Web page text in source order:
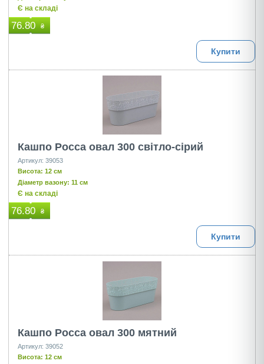
Є на складі
76.80 ₴
Купити
Кашпо Росса овал 300 світло-сірий
Артикул: 39053
Висота: 12 см
Діаметр вазону: 11 см
Є на складі
76.80 ₴
Купити
Кашпо Росса овал 300 мятний
Артикул: 39052
Висота: 12 см